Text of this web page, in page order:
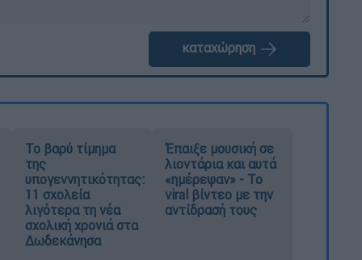
καταχώρηση
Το βαρύ τίμημα
της
υπογεννητικότητας:
11 σχολεία
λιγότερα τη νέα
σχολική χρονιά στα
Δωδεκάνησα
Έπαιξε μουσική σε
λιοντάρια και αυτά
«ημέρεψαν» - Το
viral βίντεο με την
αντίδρασή τους